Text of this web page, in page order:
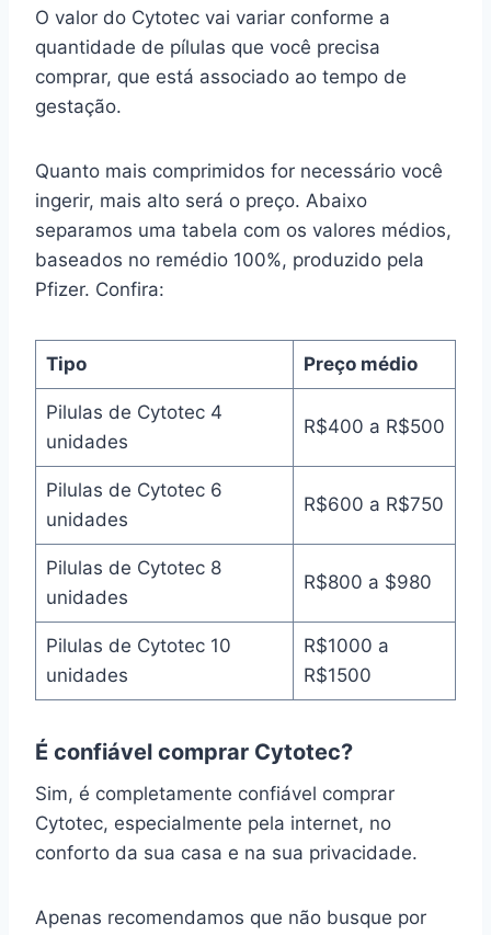
O valor do Cytotec vai variar conforme a
quantidade de pílulas que você precisa
comprar, que está associado ao tempo de
gestação.
Quanto mais comprimidos for necessário você
ingerir, mais alto será o preço. Abaixo
separamos uma tabela com os valores médios,
baseados no remédio 100%, produzido pela
Pfizer. Confira:
Tipo Preço médio
Pilulas de Cytotec 4
unidades
R$400 a R$500
Pilulas de Cytotec 6
unidades
R$600 a R$750
Pilulas de Cytotec 8
unidades
R$800 a $980
Pilulas de Cytotec 10
unidades
R$1000 a
R$1500
É confiável comprar Cytotec?
Sim, é completamente confiável comprar
Cytotec, especialmente pela internet, no
conforto da sua casa e na sua privacidade.
Apenas recomendamos que não busque por